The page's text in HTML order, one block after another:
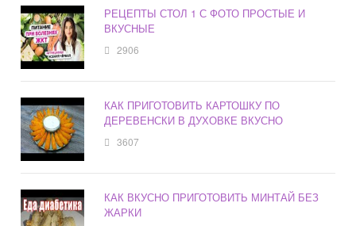
РЕЦЕПТЫ СТОЛ 1 С ФОТО ПРОСТЫЕ И
ВКУСНЫЕ
2906
КАК ПРИГОТОВИТЬ КАРТОШКУ ПО
ДЕРЕВЕНСКИ В ДУХОВКЕ ВКУСНО
3607
КАК ВКУСНО ПРИГОТОВИТЬ МИНТАЙ БЕЗ
ЖАРКИ